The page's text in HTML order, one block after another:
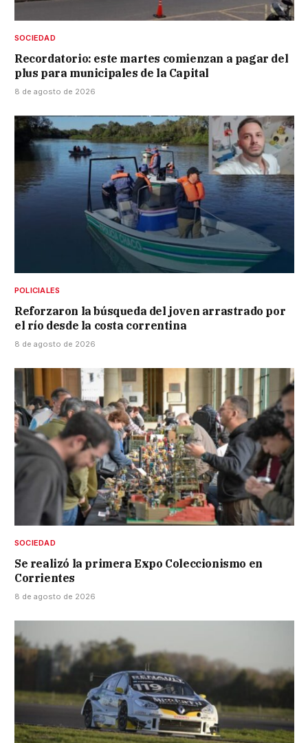
SOCIEDAD
Recordatorio: este martes comienzan a pagar del
plus para municipales de la Capital
8 de agosto de 2026
POLICIALES
Reforzaron la búsqueda del joven arrastrado por
el río desde la costa correntina
8 de agosto de 2026
SOCIEDAD
Se realizó la primera Expo Coleccionismo en
Corrientes
8 de agosto de 2026